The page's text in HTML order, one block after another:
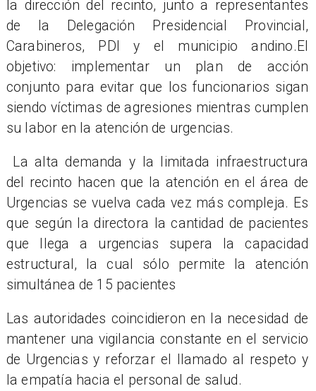
la dirección del recinto, junto a representantes
de la Delegación Presidencial Provincial,
Carabineros, PDI y el municipio andino.El
objetivo: implementar un plan de acción
conjunto para evitar que los funcionarios sigan
siendo víctimas de agresiones mientras cumplen
su labor en la atención de urgencias.
La alta demanda y la limitada infraestructura
del recinto hacen que la atención en el área de
Urgencias se vuelva cada vez más compleja. Es
que según la directora la cantidad de pacientes
que llega a urgencias supera la capacidad
estructural, la cual sólo permite la atención
simultánea de 15 pacientes
Las autoridades coincidieron en la necesidad de
mantener una vigilancia constante en el servicio
de Urgencias y reforzar el llamado al respeto y
la empatía hacia el personal de salud.